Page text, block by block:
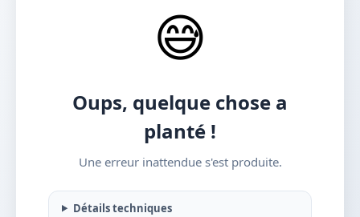
😅
Oups, quelque chose a
planté !
Une erreur inattendue s'est produite.
Détails techniques